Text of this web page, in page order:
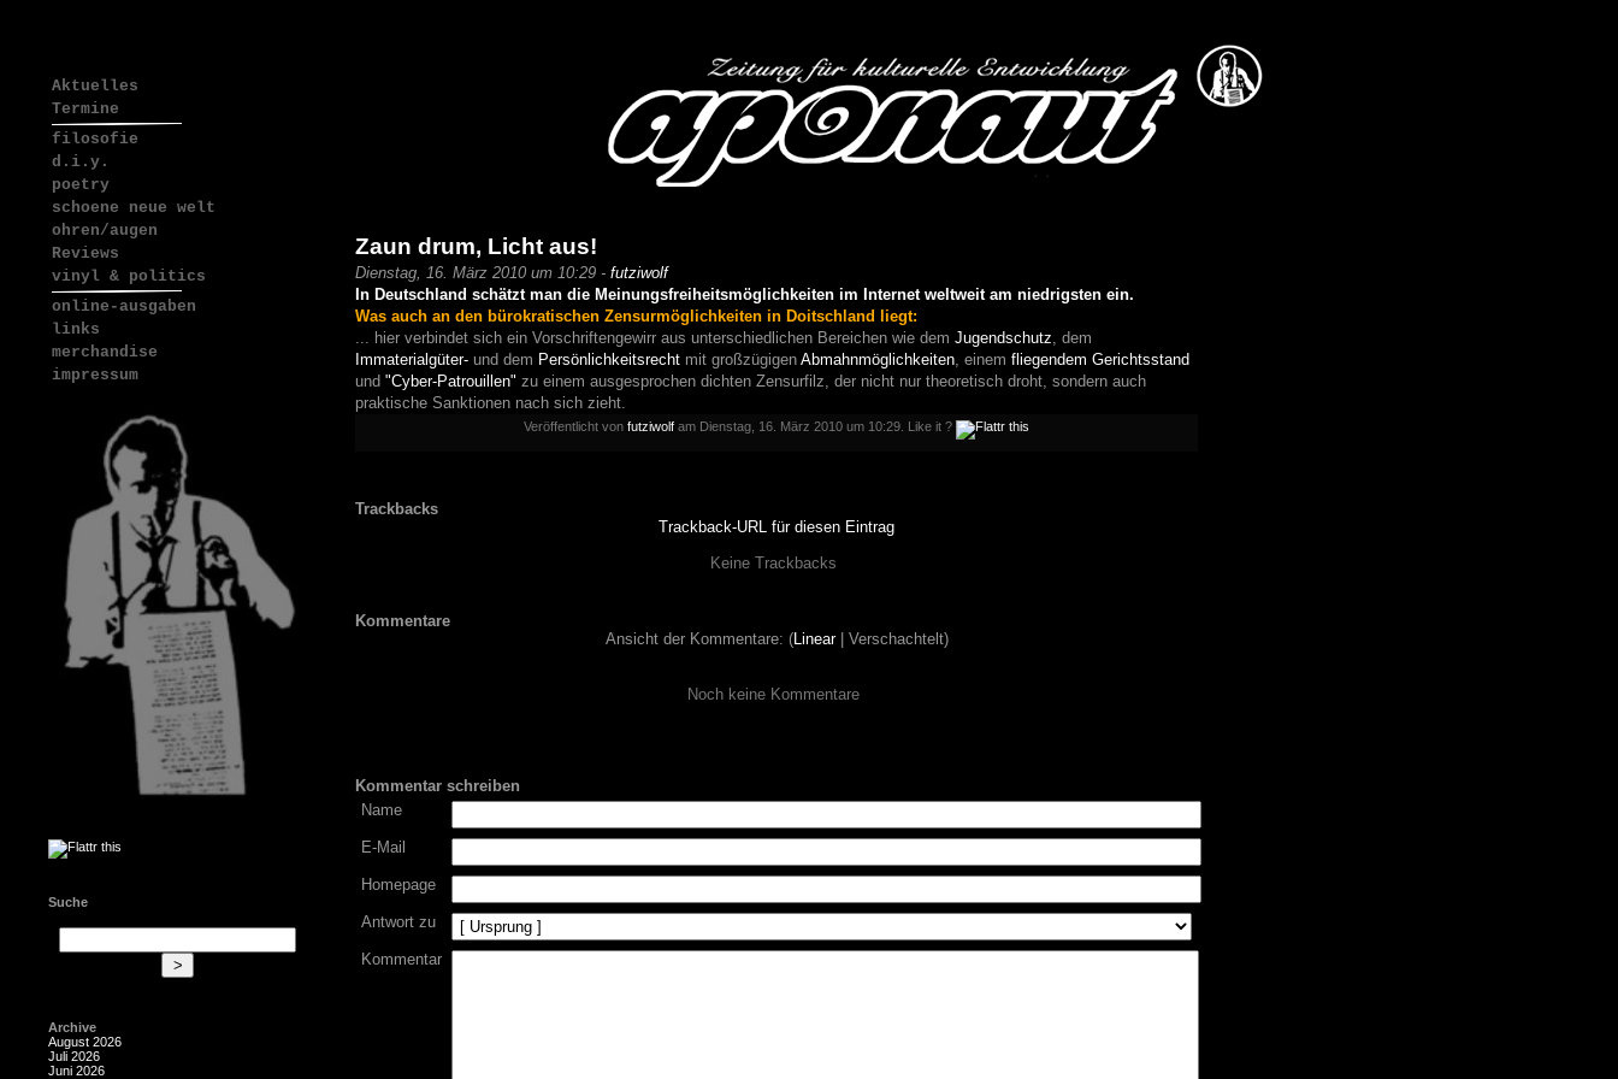
Aktuelles
Termine
filosofie
d.i.y.
poetry
schoene neue welt
ohren/augen
Reviews
vinyl & politics
online-ausgaben
links
merchandise
impressum
Suche
Archive
August 2026
Juli 2026
Juni 2026
Zaun drum, Licht aus!
Dienstag, 16. März 2010 um 10:29 - futziwolf
In Deutschland schätzt man die Meinungsfreiheitsmöglichkeiten im Internet weltweit am niedrigsten ein.
Was auch an den bürokratischen Zensurmöglichkeiten in Doitschland liegt:
... hier verbindet sich ein Vorschriftengewirr aus unterschiedlichen Bereichen wie dem Jugendschutz, dem
Immaterialgüter- und dem Persönlichkeitsrecht mit großzügigen Abmahnmöglichkeiten, einem fliegendem Gerichtsstand
und "Cyber-Patrouillen" zu einem ausgesprochen dichten Zensurfilz, der nicht nur theoretisch droht, sondern auch
praktische Sanktionen nach sich zieht.
Veröffentlicht von futziwolf am Dienstag, 16. März 2010 um 10:29. Like it ?
Trackbacks
Trackback-URL für diesen Eintrag
Keine Trackbacks
Kommentare
Ansicht der Kommentare: (Linear| Verschachtelt)
Noch keine Kommentare
Kommentar schreiben
Name
E-Mail
Homepage
Antwort zu
Kommentar